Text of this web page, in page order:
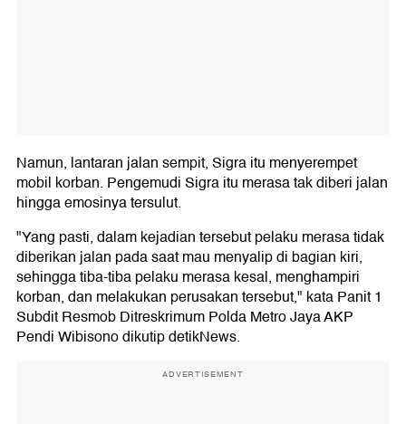
Namun, lantaran jalan sempit, Sigra itu menyerempet
mobil korban. Pengemudi Sigra itu merasa tak diberi jalan
hingga emosinya tersulut.
"Yang pasti, dalam kejadian tersebut pelaku merasa tidak
diberikan jalan pada saat mau menyalip di bagian kiri,
sehingga tiba-tiba pelaku merasa kesal, menghampiri
korban, dan melakukan perusakan tersebut," kata Panit 1
Subdit Resmob Ditreskrimum Polda Metro Jaya AKP
Pendi Wibisono dikutip detikNews.
ADVERTISEMENT